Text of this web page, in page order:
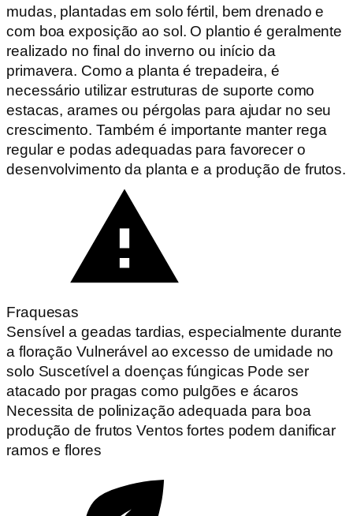
mudas, plantadas em solo fértil, bem drenado e
com boa exposição ao sol. O plantio é geralmente
realizado no final do inverno ou início da
primavera. Como a planta é trepadeira, é
necessário utilizar estruturas de suporte como
estacas, arames ou pérgolas para ajudar no seu
crescimento. Também é importante manter rega
regular e podas adequadas para favorecer o
desenvolvimento da planta e a produção de frutos.
Fraquesas
Sensível a geadas tardias, especialmente durante
a floração Vulnerável ao excesso de umidade no
solo Suscetível a doenças fúngicas Pode ser
atacado por pragas como pulgões e ácaros
Necessita de polinização adequada para boa
produção de frutos Ventos fortes podem danificar
ramos e flores